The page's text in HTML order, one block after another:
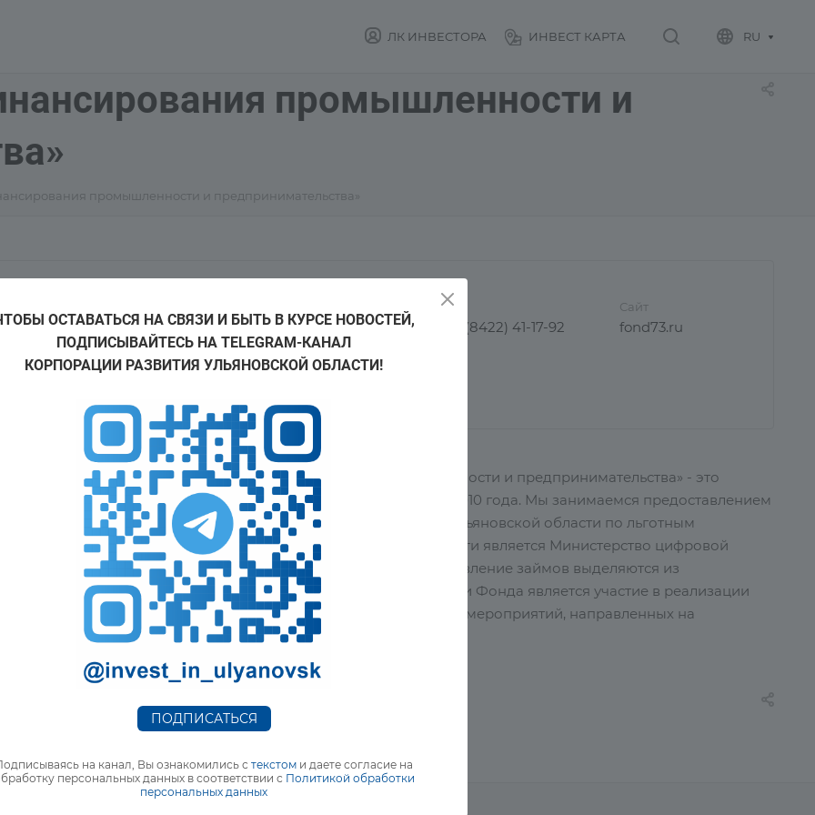
ЛК ИНВЕСТОРА ИНВЕСТ КАРТА RU
промышленности и
промышленности и предпринимательства»
+7 (927) 632-23-68; +7 (927) 817-44-35; +7 (8422) 41-17-92
Сайт
fond73.ru
E-mail
компания фонд «Фонд финансирования промышленности и предпринимательства» - это
организация, осуществляющая свою деятельность с 2010 года. Мы занимаемся предоставлением
займов субъектам малого и среднего предпринимательства Ульяновской области по льготным
ставкам. Учредителем Фонда от имени Ульяновской области является Министерство цифровой
и конкуренции Ульяновской области. Средства на предоставление займов выделяются из
и регионального бюджета. Основной целью деятельности Фонда является участие в реализации
региональных (межрегиональных) программ, проектов и мероприятий, направленных на
и развитие малого предпринимательства.
ОСТАВАТЬСЯ НА СВЯЗИ И БЫТЬ В КУРСЕ НОВОСТЕЙ,
ПОДПИСЫВАЙТЕСЬ НА TELEGRAM-КАНАЛ
КОРПОРАЦИИ РАЗВИТИЯ УЛЬЯНОВСКОЙ ОБЛАСТИ!
ПОДПИСАТЬСЯ
на канал, Вы ознакомились с текстом и даете согласие на
персональных данных в соответствии с Политикой обработки
персональных данных